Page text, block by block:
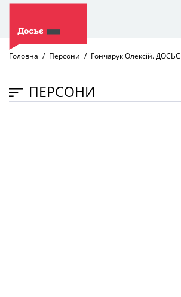
Головна Персони Гончарук Олексій. ДОСЬЄ
ПЕРСОНИ